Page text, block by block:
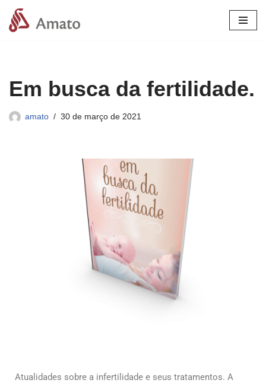
Pular
Em busca da fertilidade.
amato 30 de março de 2021
Atualidades sobre a infertilidade e seus tratamentos. A